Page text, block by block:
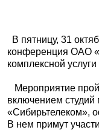
В пятницу, 31
конференция ОАО
комплексной
Мероприятие
включением
«Сибирьтелеком»,
В нем примут